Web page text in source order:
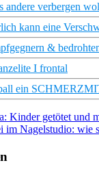
andere verbergen
kann eine
&
I frontal
ein
Kinder getötet und
im Nagelstudio: wie